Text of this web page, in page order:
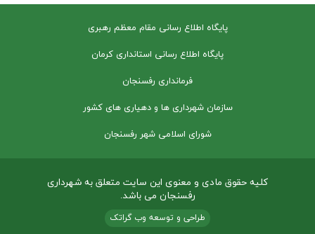
پایگاه اطلاع رسانی مقام معظم رهبری
پایگاه اطلاع رسانی استانداری کرمان
فرمانداری رفسنجان
سازمان شهرداری ها و دهیاری های کشور
شورای اسلامی شهر رفسنجان
کلیه حقوق مادی و معنوی این سایت متعلق به شهرداری
رفسنجان می باشد.
طراحی و توسعه وب گراتک